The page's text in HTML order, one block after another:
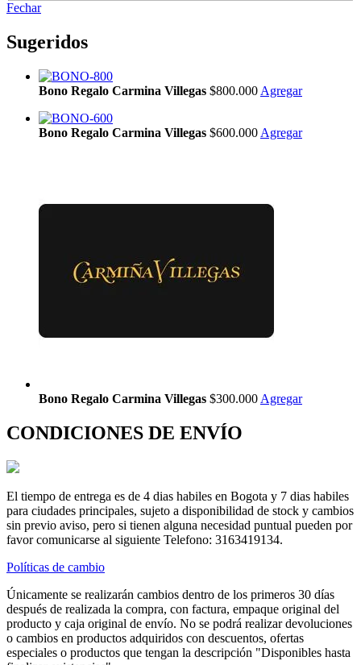
Fechar
Sugeridos
Bono Regalo Carmina Villegas $800.000 Agregar
Bono Regalo Carmina Villegas $600.000 Agregar
Bono Regalo Carmina Villegas $300.000 Agregar
CONDICIONES DE ENVÍO
El tiempo de entrega es de 4 dias habiles en Bogota y 7 dias habiles
para ciudades principales, sujeto a disponibilidad de stock y cambios
sin previo aviso, pero si tienen alguna necesidad puntual pueden por
favor comunicarse al siguiente Telefono: 3163419134.
Políticas de cambio
Únicamente se realizarán cambios dentro de los primeros 30 días
después de realizada la compra, con factura, empaque original del
producto y caja original de envío. No se podrá realizar devoluciones
o cambios en productos adquiridos con descuentos, ofertas
especiales o productos que tengan la descripción "Disponibles hasta